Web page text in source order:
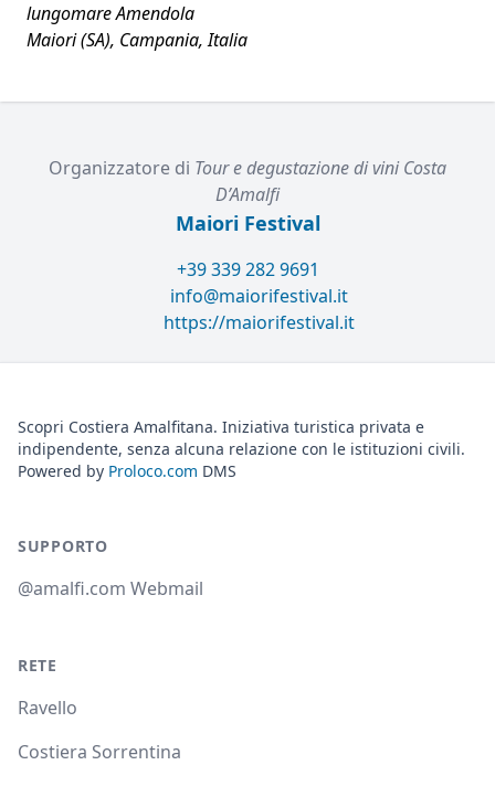
lungomare Amendola
Maiori (SA), Campania, Italia
Organizzatore di Tour e degustazione di vini Costa
D’Amalfi
Maiori Festival
+39 339 282 9691
info@maiorifestival.it
https://maiorifestival.it
Scopri Costiera Amalfitana. Iniziativa turistica privata e
indipendente, senza alcuna relazione con le istituzioni civili.
Powered by Proloco.com DMS
SUPPORTO
@amalfi.com Webmail
RETE
Ravello
Costiera Sorrentina